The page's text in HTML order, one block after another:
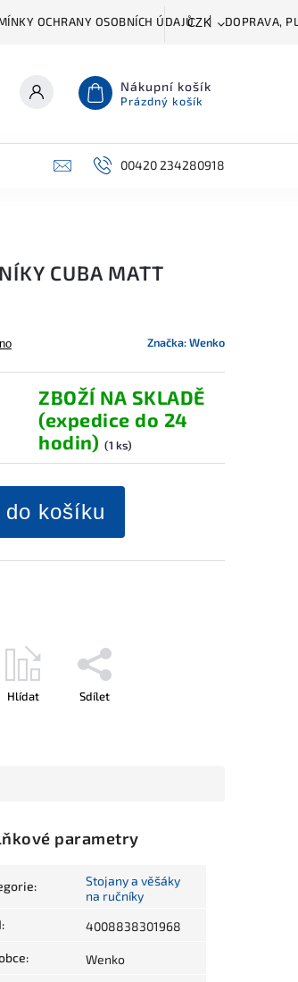
OCHRANY OSOBNÍCH ÚDAJŮ DOPRAVA,
CZK
Nákupní košík
Prázdný košík
PŘÍSLUŠENSTVÍ
00420 234280918
CUBA MATT
Značka:Wenko
ZBOŽÍ NA SKLADĚ
(expedice do 24
hodin) (1 ks)
do košíku
Hlídat Sdílet
parametry
:
Stojany a věšáky
na ručníky
: 4008838301968
: Wenko